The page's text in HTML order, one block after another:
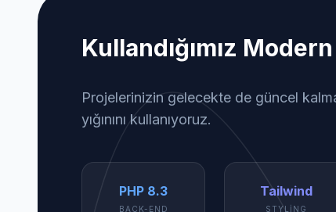
Kullandığımız
Projelerinizin gelecekte de güncel
yığınını kullanıyoruz.
PHP 8.3
BACK-END
Tailwind
STYLING